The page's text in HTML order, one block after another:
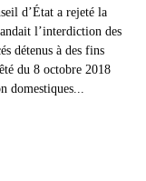
d’État a rejeté la
l’interdiction des
détenus à des fins
du 8 octobre 2018
domestiques...